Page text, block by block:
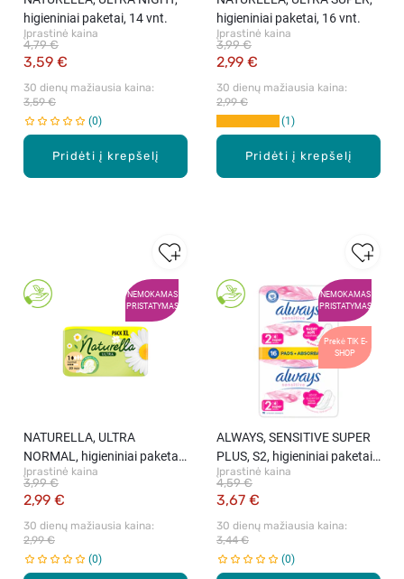
Pridėti į krepšelį
higieniniai paketai, 14 vnt.
Įprastinė kaina
3,59 €
4,79 €
30 dienų mažiausia kaina:
3,59 €
0
Pridėti į krepšelį
higieniniai paketai, 16 vnt.
Įprastinė kaina
2,99 €
3,99 €
30 dienų mažiausia kaina:
2,99 €
1
NEMOKAMAS
PRISTATYMAS
NATURELLA, ULTRA
NORMAL, higieniniai paketai,
20 vnt.
Įprastinė kaina
2,99 €
3,99 €
30 dienų mažiausia kaina:
2,99 €
0
NEMOKAMAS
PRISTATYMAS
Prekė TIK E-
SHOP
ALWAYS, SENSITIVE SUPER
PLUS, S2, higieniniai paketai,
16 vnt.
Įprastinė kaina
3,67 €
4,59 €
30 dienų mažiausia kaina:
3,44 €
0